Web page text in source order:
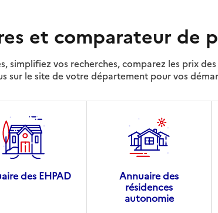
et comparateur de
simplifiez vos recherches, comparez les prix des
sur le site de votre département pour vos
des EHPAD
Annuaire des
résidences
autonomie